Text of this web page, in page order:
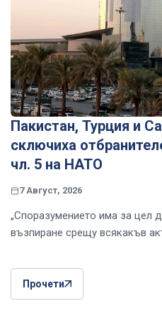
Пакистан, Турция и
сключиха
чл. 5 на НАТО
7 Август, 2026
„Споразумението има за цел
възпиране срещу всякакъв
Прочети